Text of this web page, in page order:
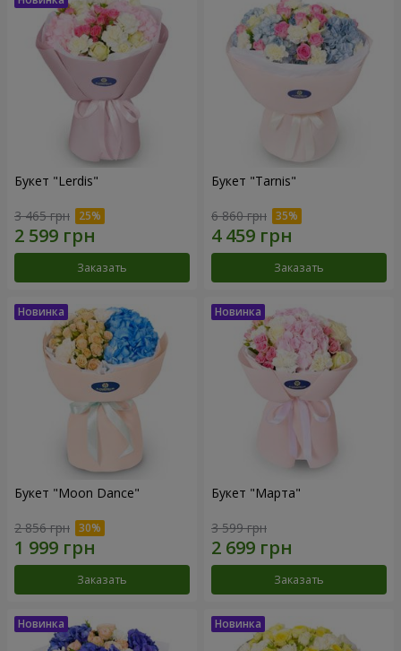
Букет "Lerdis"
3 465 грн
Заказать
Букет "Tarnis"
6 860 грн
Заказать
Букет "Moon Dance"
2 856 грн
Заказать
Букет "Марта"
3 599 грн
Заказать